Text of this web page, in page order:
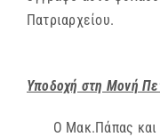
Πατριαρχείου.
Υποδοχή στη Μονή
Ο Μακ.Πάπας και